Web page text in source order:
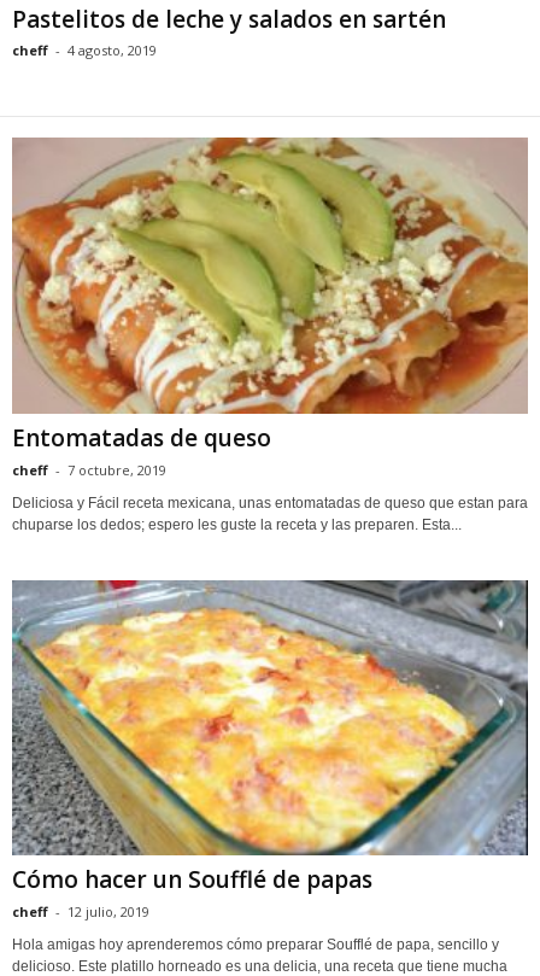
Pastelitos de leche y salados en sartén
cheff - 4 agosto, 2019
Entomatadas de queso
cheff - 7 octubre, 2019
Deliciosa y Fácil receta mexicana, unas entomatadas de queso que estan para
chuparse los dedos; espero les guste la receta y las preparen. Esta...
Cómo hacer un Soufflé de papas
cheff - 12 julio, 2019
Hola amigas hoy aprenderemos cómo preparar Soufflé de papa, sencillo y
delicioso. Este platillo horneado es una delicia, una receta que tiene mucha